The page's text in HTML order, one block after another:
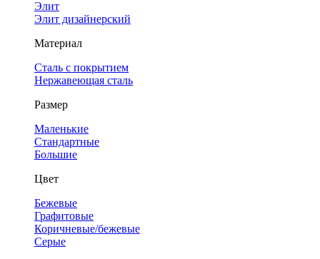
Элит
Элит дизайнерский
Материал
Сталь с покрытием
Нержавеющая сталь
Размер
Маленькие
Стандартные
Большие
Цвет
Бежевые
Графитовые
Коричневые/бежевые
Серые